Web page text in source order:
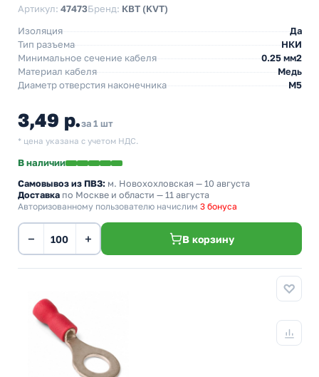
Артикул: 47473Бренд: КВТ (KVT)
Изоляция
Да
Тип разъема
НКИ
Минимальное сечение кабеля
0.25 мм2
Материал кабеля
Медь
Диаметр отверстия наконечника
М5
3,49 р.за 1 шт
* цена указана с учетом НДС.
В наличии
Самовывоз из ПВЗ: м. Новохохловская — 10 августа
Доставка по Москве и области — 11 августа
Авторизованному пользователю начислим 3 бонуса
− + В корзину